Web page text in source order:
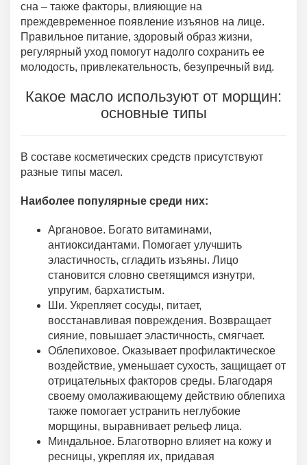
сна – также факторы, влияющие на
преждевременное появление изъянов на лице.
Правильное питание, здоровый образ жизни,
регулярный уход помогут надолго сохранить ее
молодость, привлекательность, безупречный вид.
Какое масло используют от морщин:
основные типы
В составе косметических средств присутствуют
разные типы масел.
Наиболее популярные среди них:
Аргановое. Богато витаминами,
антиоксидантами. Помогает улучшить
эластичность, сгладить изъяны. Лицо
становится словно светящимся изнутри,
упругим, бархатистым.
Ши. Укрепляет сосуды, питает,
восстанавливая повреждения. Возвращает
сияние, повышает эластичность, смягчает.
Облепиховое. Оказывает профилактическое
воздействие, уменьшает сухость, защищает от
отрицательных факторов среды. Благодаря
своему омолаживающему действию облепиха
также помогает устранить неглубокие
морщины, выравнивает рельеф лица.
Миндальное. Благотворно влияет на кожу и
ресницы, укрепляя их, придавая